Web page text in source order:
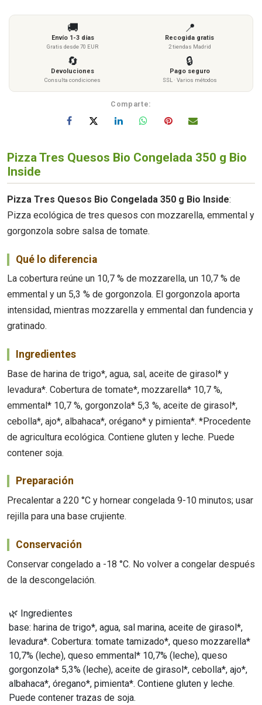
🚚
Envío 1-3 días
Gratis desde 70 EUR
📍
Recogida gratis
2 tiendas Madrid
🔄
Devoluciones
Consulta condiciones
🔒
Pago seguro
SSL · Varios métodos
Comparte:
Pizza Tres Quesos Bio Congelada 350 g Bio
Inside
Pizza Tres Quesos Bio Congelada 350 g Bio Inside:
Pizza ecológica de tres quesos con mozzarella, emmental y
gorgonzola sobre salsa de tomate.
Qué lo diferencia
La cobertura reúne un 10,7 % de mozzarella, un 10,7 % de
emmental y un 5,3 % de gorgonzola. El gorgonzola aporta
intensidad, mientras mozzarella y emmental dan fundencia y
gratinado.
Ingredientes
Base de harina de trigo*, agua, sal, aceite de girasol* y
levadura*. Cobertura de tomate*, mozzarella* 10,7 %,
emmental* 10,7 %, gorgonzola* 5,3 %, aceite de girasol*,
cebolla*, ajo*, albahaca*, orégano* y pimienta*. *Procedente
de agricultura ecológica. Contiene gluten y leche. Puede
contener soja.
Preparación
Precalentar a 220 °C y hornear congelada 9-10 minutos; usar
rejilla para una base crujiente.
Conservación
Conservar congelado a -18 °C. No volver a congelar después
de la descongelación.
🌿 Ingredientes
base: harina de trigo*, agua, sal marina, aceite de girasol*,
levadura*. Cobertura: tomate tamizado*, queso mozzarella*
10,7% (leche), queso emmental* 10,7% (leche), queso
gorgonzola* 5,3% (leche), aceite de girasol*, cebolla*, ajo*,
albahaca*, óregano*, pimienta*. Contiene gluten y leche.
Puede contener trazas de soja.